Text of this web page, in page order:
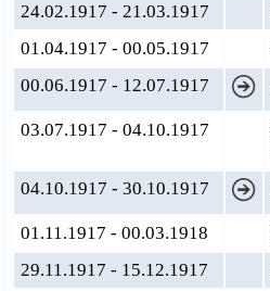
24.02.1917 - 21.03.1917
01.04.1917 - 00.05.1917
00.06.1917 - 12.07.1917
03.07.1917 - 04.10.1917
04.10.1917 - 30.10.1917
01.11.1917 - 00.03.1918
29.11.1917 - 15.12.1917